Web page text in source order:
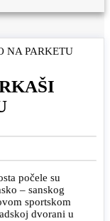
počele su
– sanskog
sportskom
dvorani u